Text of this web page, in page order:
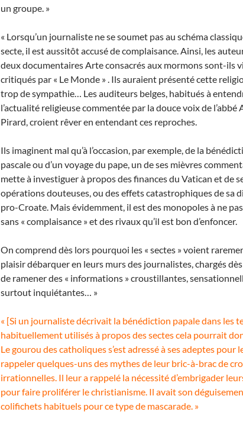
un groupe. »
« Lorsqu’un journaliste ne se soumet pas au schéma
secte, il est aussitôt accusé de complaisance. Ainsi, les
deux documentaires Arte consacrés aux mormons sont-ils
critiqués par « Le Monde » . Ils auraient présenté cette
trop de sympathie… Les auditeurs belges, habitués à
l’actualité religieuse commentée par la douce voix de l’abbé
Pirard, croient rêver en entendant ces reproches.
Ils imaginent mal qu’à l’occasion, par exemple, de la
pascale ou d’un voyage du pape, un de ses mièvres
mette à investiguer à propos des finances du Vatican et de
opérations douteuses, ou des effets catastrophiques de sa
pro-Croate. Mais évidemment, il est des monopoles à ne
sans « complaisance » et des rivaux qu’il est bon d’enfoncer.
On comprend dès lors pourquoi les « sectes » voient
plaisir débarquer en leurs murs des journalistes, chargés
de ramener des « informations » croustillantes,
surtout inquiétantes… »
« [Si un journaliste décrivait la bénédiction papale dans les
habituellement utilisés à propos des sectes cela pourrait
Le gourou des catholiques s’est adressé à ses adeptes pour
rappeler quelques-uns des mythes de leur bric-à-brac de
irrationnelles. Il leur a rappelé la nécessité d’embrigader
pour faire proliférer le christianisme. Il avait son
colifichets habituels pour ce type de mascarade. »